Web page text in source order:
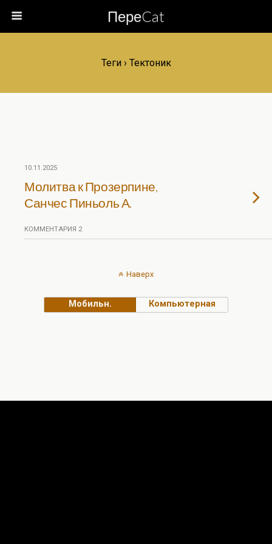
ПереCat
Теги › Тектоник
10.11.2025
Молитва к Прозерпине,
Санчес Пиньоль А.
КОММЕНТАРИЯ 2
Наверх
Мобильн. Компьютерная